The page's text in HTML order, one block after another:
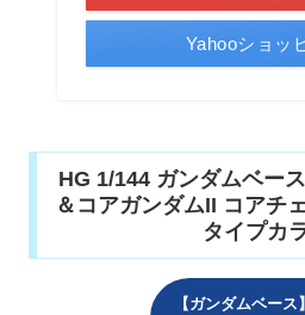
Yahooショッ
HG 1/144 ガンダムベー
＆コアガンダムII コアチ
タイプカ
【ガンダムベース